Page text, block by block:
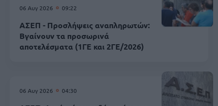
06 Αυγ 2026 09:22
ΑΣΕΠ - Προσλήψεις αναπληρωτών:
Βγαίνουν τα προσωρινά
αποτελέσματα (1ΓΕ και 2ΓΕ/2026)
06 Αυγ 2026 04:30